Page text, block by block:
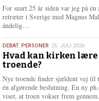
For snart 25 år siden var jeg på én
retræter i Sverige med Magnus
åndelig…
s
m
e
r
e
25.
juli
2026
DEBAT, PERSONER 25. JULI 2026
Hvad kan kirken lære
troende?
Nye troende finder sjældent vej til
én afgørende beslutning. En ny
viser, at troen vokser frem